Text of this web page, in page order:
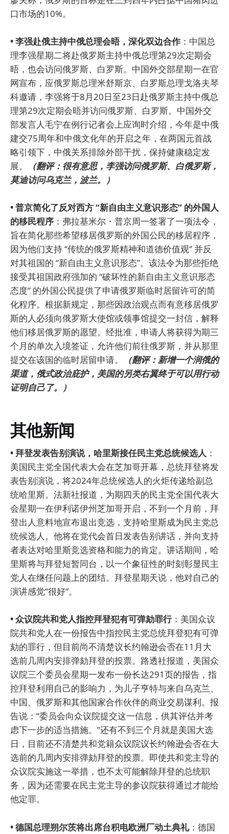
口市场的10%。
• 李强赴俄主持中俄总理会晤，深化双边合作 ：中国总
理李强星期二将赴俄罗斯主持中俄总理第29次定期会
晤，也会访问俄罗斯、白罗斯。中国外交部星期一在官
网宣布，应俄罗斯总理米舒斯京、白罗斯总理戈洛夫琴
科邀请，李强将于8月20日至23日赴俄罗斯主持中俄总
理第29次定期会晤并访问俄罗斯、白罗斯。中国外交
部发言人毛宁在例行记者会上应询时介绍，今年是中俄
建交75周年和中俄文化年的开启之年，在两国元首战
略引领下，中俄关系排除外部干扰，保持健康稳定发
展。
（翻评：很有意思，李强访问俄罗斯、白俄罗斯，
莫迪访问乌克兰，波兰。）
• 普京简化了反对西方 “新自由主义意识形态” 的外国人
的移民程序 ：弗拉基米尔・普京周一签署了一项法令，
旨在简化那些希望移居俄罗斯的外国公民的移居程序，
因为他们支持 “传统的俄罗斯精神和道德价值观” 并反
对其祖国的 “新自由主义意识形态”。该法令为那些拒绝
接受其祖国政府强加的 “破坏性的新自由主义意识形态
态度” 的外国公民提供了申请俄罗斯临时居留许可的简
化程序。根据新规定，那些因政治观点而有意移居俄罗
斯的人必须向俄罗斯大使馆或领事馆提交一封信，解释
他们移居俄罗斯的愿望。经批准，申请人将获得为期三
个月的单次入境签证，允许他们前往俄罗斯，并从那里
提交在该国的临时居留申请。
（翻评：新增一个润俄的
渠道，俄式政治庇护，美国的另类右翼终于可以用行动
证明自己了。）
其他新闻
• 拜登发表告别演说，哈里斯接任民主党总统候选人 ：
美国民主党全国代表大会在芝加哥开幕，总统拜登将发
表告别演说，将2024年总统候选人的火炬传递给副总
统哈里斯。法新社报道，为期四天的民主党全国代表大
会星期一在伊利诺伊州芝加哥开启，不到一个月前，拜
登出人意料地宣布退出竞选，支持哈里斯成为民主党总
统候选人。他将在党代会首日发表告别讲话，并向支持
者表达对哈里斯竞选资格和能力的肯定。讲话期间，哈
里斯将与拜登短暂同台，以一个象征性的时刻彰显民主
党人在继任问题上的团结。拜登星期天说，他对自己的
演讲感觉“很好”。
• 众议院共和党人指控拜登犯有可弹劾罪行：美国众议
院共和党人在一份报告中指控民主党总统拜登犯有可弹
劾的罪行，但目前尚不清楚议长约翰逊会否在11月大
选前几周内安排弹劾拜登的投票。路透社报道，美国众
议院三个委员会星期一发布一份长达291页的报告，指
控拜登利用自己的影响力，为儿子亨特与来自乌克兰、
中国、俄罗斯和其他国家合作伙伴的商业交易谋利。报
告说：“委员会向众议院提交这一信息，供其评估并考
虑下一步的适当措施。”还有不到三个月就是美国大选
日，目前还不清楚共和党籍众议院议长约翰逊会否在大
选前的几周内安排弹劾拜登的投票。即使共和党主导的
众议院实施这一举措，也不太可能解除拜登的总统职
务，因为还需要在民主党主导的参议院获得通过才能给
他定罪。
• 德国总理朔尔茨将出席台积电欧洲厂动土典礼：德国